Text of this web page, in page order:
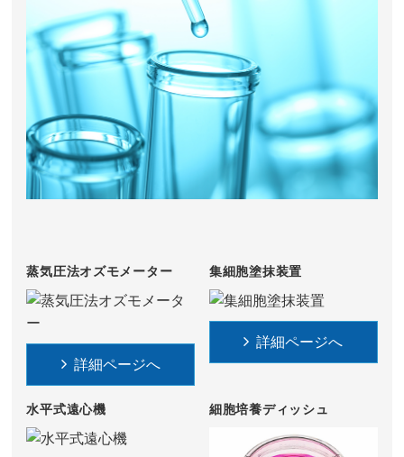
蒸気圧法オズモメーター
詳細ページへ
集細胞塗抹装置
詳細ページへ
水平式遠心機 細胞培養ディッシュ